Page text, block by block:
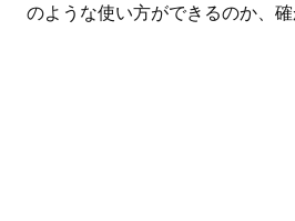
のような使い方ができるのか、確